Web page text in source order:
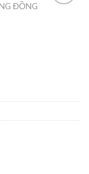
ĐỒNG